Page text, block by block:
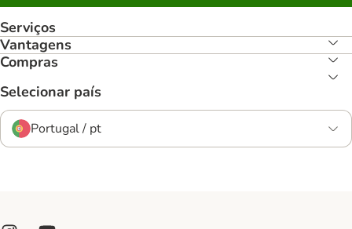
Serviços
Vantagens
Compras
Selecionar país
Portugal / pt